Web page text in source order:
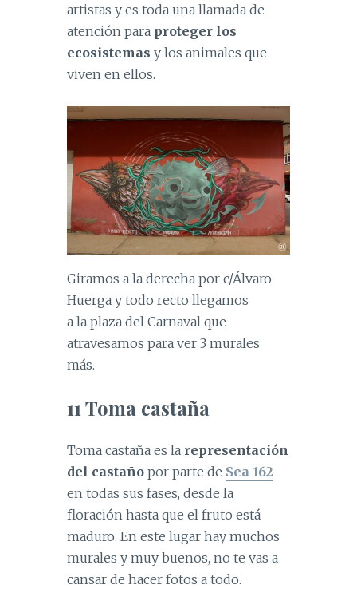
artistas y es toda una llamada de
atención para proteger los
ecosistemas y los animales que
viven en ellos.
Giramos a la derecha por c/Álvaro
Huerga y todo recto llegamos
a la plaza del Carnaval que
atravesamos para ver 3 murales
más.
11 Toma castaña
Toma castaña es larepresentación
del castaño por parte de Sea 162
en todas sus fases, desde la
floración hasta que el fruto está
maduro. En este lugar hay muchos
murales y muy buenos, no te vas a
cansar de hacer fotos a todo.